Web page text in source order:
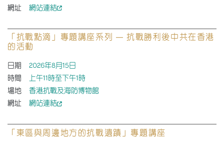
「東區與周邊地方的抗戰遺蹟」專題講座
網址
網站連結
「抗戰點滴」專題講座系列 — 抗戰勝利後中共在香港
的活動
日期
2026年8月15日
時間
上午11時至下午1時
場地
香港抗戰及海防博物館
網址
網站連結